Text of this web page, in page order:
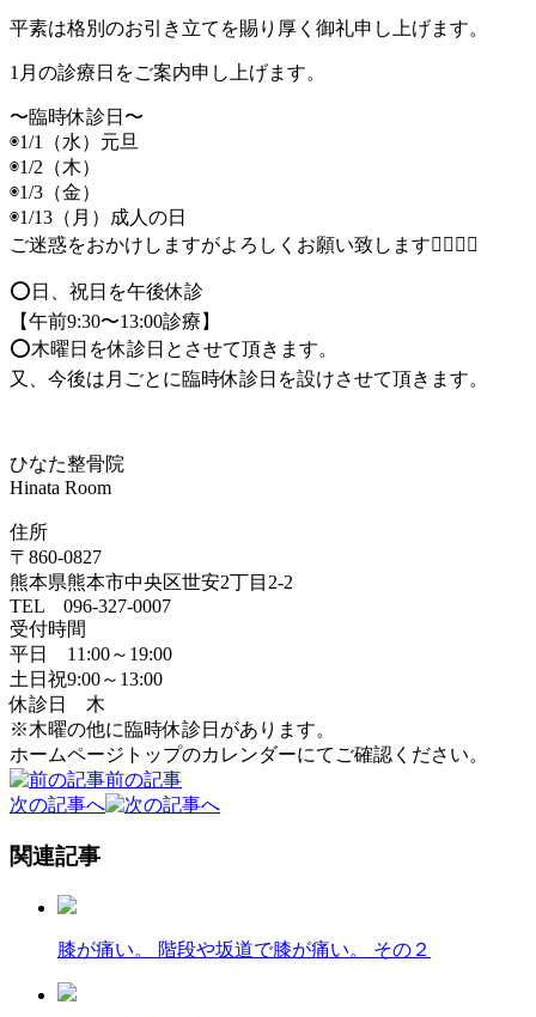
平素は格別のお引き立てを賜り厚く御礼申し上げます。
1月の診療日をご案内申し上げます。
〜臨時休診日〜
◉1/1（水）元旦
◉1/2（木）
◉1/3（金）
◉1/13（月）成人の日
ご迷惑をおかけしますがよろしくお願い致します🙇🏻‍♀️✨
⭕️日、祝日を午後休診
【午前9:30〜13:00診療】
⭕️木曜日を休診日とさせて頂きます。
又、今後は月ごとに臨時休診日を設けさせて頂きます。
ひなた整骨院
Hinata Room
住所
〒860-0827
熊本県熊本市中央区世安2丁目2-2
TEL 096-327-0007
受付時間
平日 11:00～19:00
土日祝9:00～13:00
休診日 木
※木曜の他に臨時休診日があります。
ホームページトップのカレンダーにてご確認ください。
前の記事
次の記事へ
関連記事
膝が痛い。 階段や坂道で膝が痛い。 その２